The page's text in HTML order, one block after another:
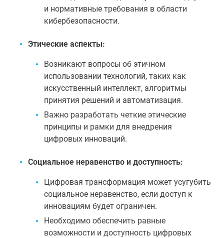
и нормативные требования в области
кибербезопасности.
Этические аспекты:
Возникают вопросы об этичном
использовании технологий, таких как
искусственный интеллект, алгоритмы
принятия решений и автоматизация.
Важно разработать четкие этические
принципы и рамки для внедрения
цифровых инноваций.
Социальное неравенство и доступность:
Цифровая трансформация может усугубить
социальное неравенство, если доступ к
инновациям будет ограничен.
Необходимо обеспечить равные
возможности и доступность цифровых